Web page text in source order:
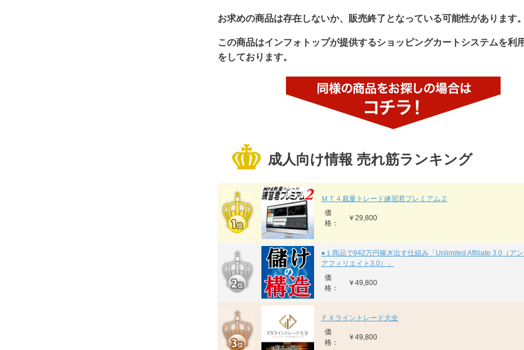
お求めの商品は存在しないか、販売終了となっている可能性があります。
この商品はインフォトップが提供するショッピングカートシステムを利
をしております。
成人向け情報 売れ筋ランキング
ＭＴ４裁量トレード練習君プレミアム２
価
格：
￥29,800
●１商品で942万円稼ぎ出す仕組み「Unlimited Affiliate 3.0（ア
アフィリエイト3.0）」
価
格：
￥49,800
ＦＸライントレード大全
価
格：
￥49,800